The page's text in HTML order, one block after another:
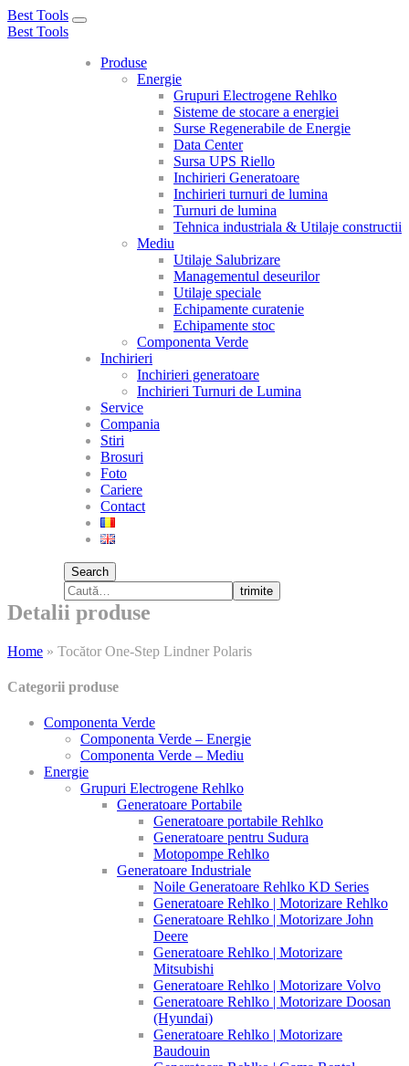
Best Tools
Toggle
Best Tools
Produse
Energie
Grupuri Electrogene Rehlko
Sisteme de stocare a energiei
Surse Regenerabile de Energie
Data Center
Sursa UPS Riello
Inchirieri Generatoare
Inchirieri turnuri de lumina
Turnuri de lumina
Tehnica industriala & Utilaje constructii
Mediu
Utilaje Salubrizare
Managementul deseurilor
Utilaje speciale
Echipamente curatenie
Echipamente stoc
Componenta Verde
Inchirieri
Inchirieri generatoare
Inchirieri Turnuri de Lumina
Service
Compania
Stiri
Brosuri
Foto
Cariere
Contact
Search
trimite
Detalii produse
Home » Tocător One-Step Lindner Polaris
Categorii produse
Componenta Verde
Componenta Verde – Energie
Componenta Verde – Mediu
Energie
Grupuri Electrogene Rehlko
Generatoare Portabile
Generatoare portabile Rehlko
Generatoare pentru Sudura
Motopompe Rehlko
Generatoare Industriale
Noile Generatoare Rehlko KD Series
Generatoare Rehlko | Motorizare Rehlko
Generatoare Rehlko | Motorizare John
Deere
Generatoare Rehlko | Motorizare
Mitsubishi
Generatoare Rehlko | Motorizare Volvo
Generatoare Rehlko | Motorizare Doosan
(Hyundai)
Generatoare Rehlko | Motorizare
Baudouin